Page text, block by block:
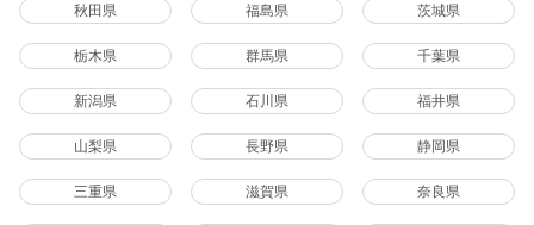
秋田県 福島県 茨城県
栃木県 群馬県 千葉県
新潟県 石川県 福井県
山梨県 長野県 静岡県
三重県 滋賀県 奈良県